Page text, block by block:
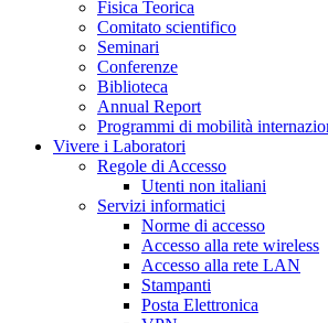
Fisica Teorica
Comitato scientifico
Seminari
Conferenze
Biblioteca
Annual Report
Programmi di mobilità
Vivere i Laboratori
Regole di Accesso
Utenti non italiani
Servizi informatici
Norme di accesso
Accesso alla rete wireless
Accesso alla rete LAN
Stampanti
Posta Elettronica